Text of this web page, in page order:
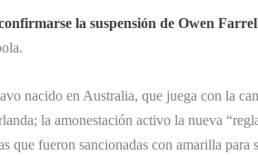
la suspensión de Owen
nacido en Australia, que juega con la
la amonestación activo la nueva
que fueron sancionadas con amarilla